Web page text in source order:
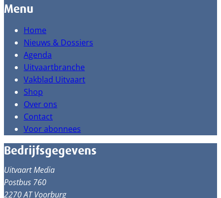
Menu
Home
Nieuws & Dossiers
Agenda
Uitvaartbranche
Vakblad Uitvaart
Shop
Over ons
Contact
Voor abonnees
Bedrijfsgegevens
Uitvaart Media
Postbus 760
2270 AT Voorburg